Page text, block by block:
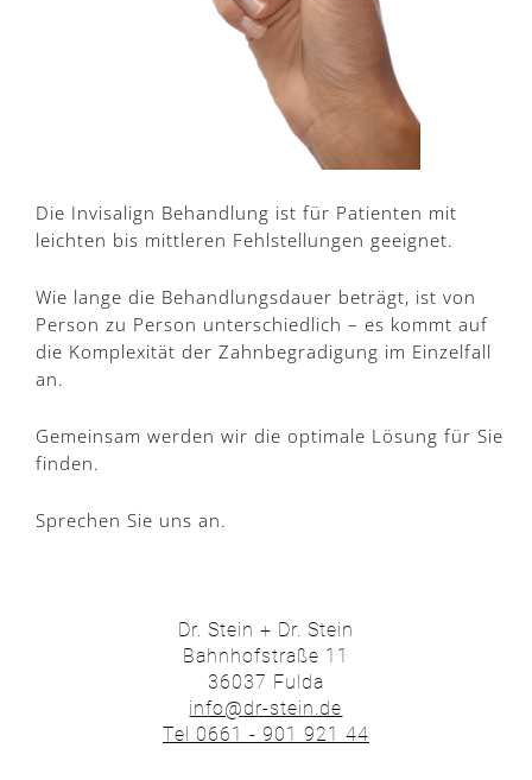
Die Invisalign Behandlung ist für Patienten mit
leichten bis mittleren Fehlstellungen geeignet.
Wie lange die Behandlungsdauer beträgt, ist von
Person zu Person unterschiedlich – es kommt auf
die Komplexität der Zahnbegradigung im Einzelfall
an.
Gemeinsam werden wir die optimale Lösung für Sie
finden.
Sprechen Sie uns an.
Dr. Stein + Dr. Stein
Bahnhofstraße 11
36037 Fulda
info@dr-stein.de
Tel 0661 - 901 921 44